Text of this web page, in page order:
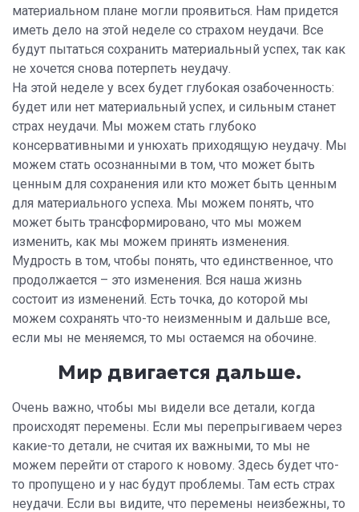
материальном плане могли проявиться. Нам придется
иметь дело на этой неделе со страхом неудачи. Все
будут пытаться сохранить материальный успех, так как
не хочется снова потерпеть неудачу.
На этой неделе у всех будет глубокая озабоченность:
будет или нет материальный успех, и сильным станет
страх неудачи. Мы можем стать глубоко
консервативными и унюхать приходящую неудачу. Мы
можем стать осознанными в том, что может быть
ценным для сохранения или кто может быть ценным
для материального успеха. Мы можем понять, что
может быть трансформировано, что мы можем
изменить, как мы можем принять изменения.
Мудрость в том, чтобы понять, что единственное, что
продолжается – это изменения. Вся наша жизнь
состоит из изменений. Есть точка, до которой мы
можем сохранять что-то неизменным и дальше все,
если мы не меняемся, то мы остаемся на обочине.
Мир двигается дальше.
Очень важно, чтобы мы видели все детали, когда
происходят перемены. Если мы перепрыгиваем через
какие-то детали, не считая их важными, то мы не
можем перейти от старого к новому. Здесь будет что-
то пропущено и у нас будут проблемы. Там есть страх
неудачи. Если вы видите, что перемены неизбежны, то